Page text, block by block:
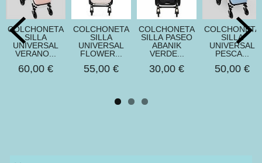
COLCHONETA
SILLA
UNIVERSAL
VERANO...
60,00 €
COLCHONETA
SILLA
UNIVERSAL
FLOWER...
55,00 €
COLCHONETA
SILLA PASEO
ABANIK
VERDE...
30,00 €
COLCHONETA
SILLA
UNIVERSAL
PESCA...
50,00 €